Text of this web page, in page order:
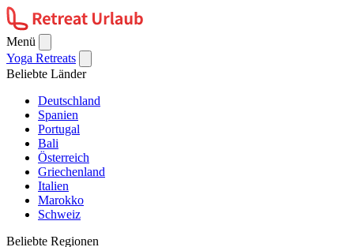
Menü
Yoga Retreats
Beliebte Länder
Deutschland
Spanien
Portugal
Bali
Österreich
Griechenland
Italien
Marokko
Schweiz
Beliebte Regionen